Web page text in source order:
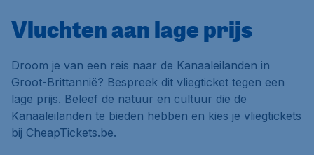
Vluchten aan lage prijs
Droom je van een reis naar de Kanaaleilanden in
Groot-Brittannië? Bespreek dit vliegticket tegen een
lage prijs. Beleef de natuur en cultuur die de
Kanaaleilanden te bieden hebben en kies je vliegtickets
bij CheapTickets.be.